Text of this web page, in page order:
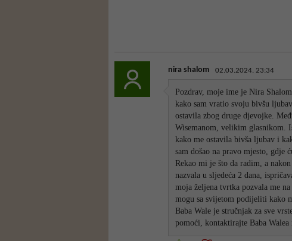
nira shalom 02.03.2024. 23:34
Pozdrav, moje ime je Nira
kako sam vratio svoju bivšu
ostavila zbog druge djevojke.
Wisemanom, velikim glasnikom.
kako me ostavila bivša ljubav i
sam došao na pravo mjesto, gdje
Rekao mi je što da radim, a
nazvala u sljedeća 2 dana,
moja željena tvrtka pozvala me
mogu sa svijetom podijeliti kako
Baba Wale je stručnjak za sve
pomoći, kontaktirajte Baba Walea